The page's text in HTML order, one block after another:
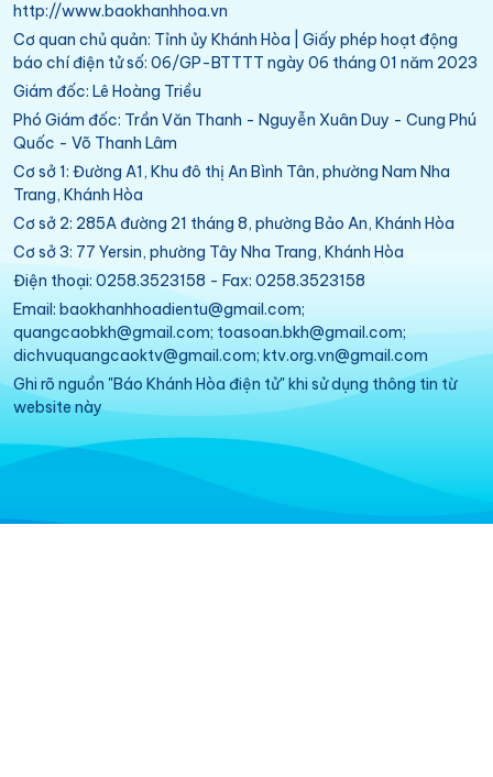
http://www.baokhanhhoa.vn
Cơ quan chủ quản: Tỉnh ủy Khánh Hòa | Giấy phép hoạt động
báo chí điện tử số: 06/GP-BTTTT ngày 06 tháng 01 năm 2023
Giám đốc: Lê Hoàng Triều
Phó Giám đốc: Trần Văn Thanh - Nguyễn Xuân Duy - Cung Phú
Quốc - Võ Thanh Lâm
Cơ sở 1: Đường A1, Khu đô thị An Bình Tân, phường Nam Nha
Trang, Khánh Hòa
Cơ sở 2: 285A đường 21 tháng 8, phường Bảo An, Khánh Hòa
Cơ sở 3: 77 Yersin, phường Tây Nha Trang, Khánh Hòa
Điện thoại: 0258.3523158 - Fax: 0258.3523158
Email: baokhanhhoadientu@gmail.com;
quangcaobkh@gmail.com; toasoan.bkh@gmail.com;
dichvuquangcaoktv@gmail.com; ktv.org.vn@gmail.com
Ghi rõ nguồn "Báo Khánh Hòa điện tử" khi sử dụng thông tin từ
website này